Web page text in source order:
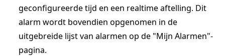
geconfigureerde tijd en een realtime aftelling. Dit
alarm wordt bovendien opgenomen in de
uitgebreide lijst van alarmen op de "Mijn Alarmen"-
pagina.